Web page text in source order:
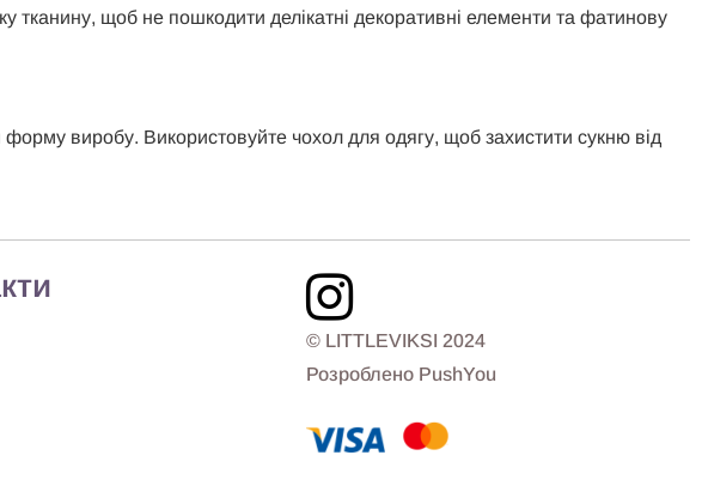
тканину, щоб не пошкодити делікатні декоративні елементи та фатинову
виробу. Використовуйте чохол для одягу, щоб захистити сукню від
© LITTLEVIKSI 2024
Розроблено PushYou